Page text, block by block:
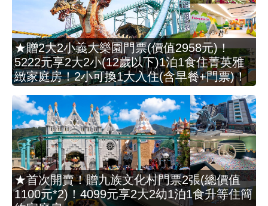
★贈2大2小義大樂園門票(價值2958元)！
5222元享2大2小(12歲以下)1泊1食住菁英雅
緻家庭房！2小可換1大入住(含早餐+門票)！
★首次開賣！贈九族文化村門票2張(總價值
1100元*2)！4099元享2大2幼1泊1食升等住簡